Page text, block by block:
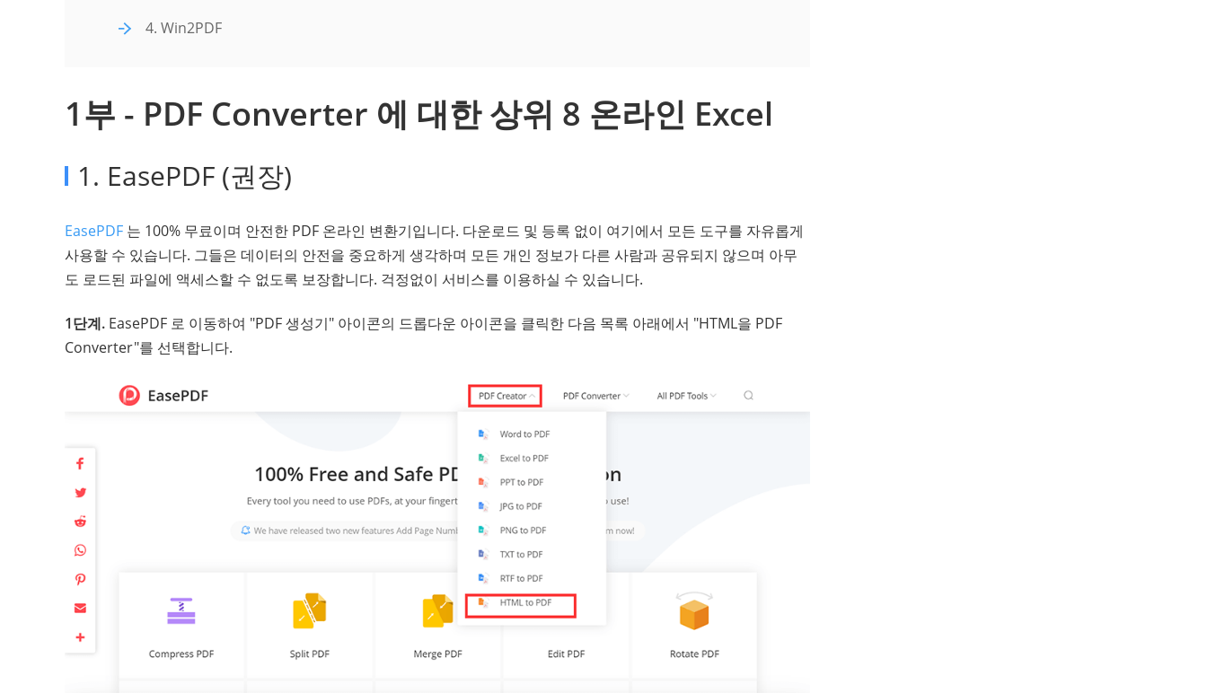
4. Win2PDF
1부 - PDF Converter 에 대한 상위 8 온라인 Excel
1. EasePDF (권장)
EasePDF 는 100% 무료이며 안전한 PDF 온라인 변환기입니다. 다운로드 및 등록 없이 여기에서 모든 도구를 자유롭게
사용할 수 있습니다. 그들은 데이터의 안전을 중요하게 생각하며 모든 개인 정보가 다른 사람과 공유되지 않으며 아무
도 로드된 파일에 액세스할 수 없도록 보장합니다. 걱정없이 서비스를 이용하실 수 있습니다.
1단계. EasePDF 로 이동하여 "PDF 생성기" 아이콘의 드롭다운 아이콘을 클릭한 다음 목록 아래에서 "HTML을 PDF
Converter"를 선택합니다.